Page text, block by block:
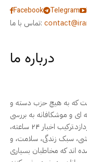
Facebook Telegram
تماس با ما:
درباره ما
که به هیچ حزب دسته و
ای و موشکافانه به بررسی
مهمترین رویدادهای ایران و خاورمیانه می پردازد.ترکیب اخبار ۲۴ ساعته،
سبک زندگی، سلامت، و
اند که مخاطبان بسیاری